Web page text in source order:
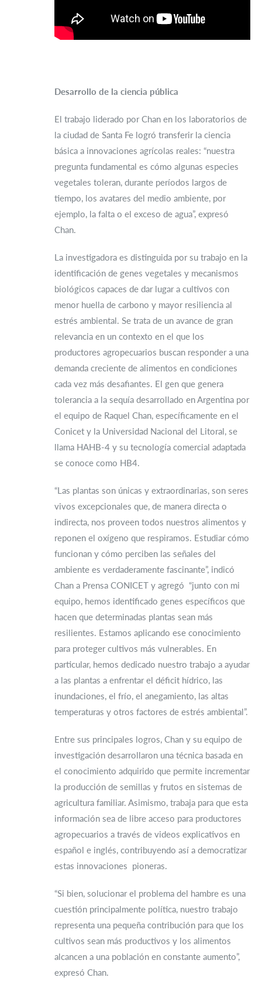
Desarrollo de la ciencia pública
El trabajo liderado por Chan en los laboratorios de
la ciudad de Santa Fe logró transferir la ciencia
básica a innovaciones agrícolas reales: “nuestra
pregunta fundamental es cómo algunas especies
vegetales toleran, durante períodos largos de
tiempo, los avatares del medio ambiente, por
ejemplo, la falta o el exceso de agua”, expresó
Chan.
La investigadora es distinguida por su trabajo en la
identificación de genes vegetales y mecanismos
biológicos capaces de dar lugar a cultivos con
menor huella de carbono y mayor resiliencia al
estrés ambiental. Se trata de un avance de gran
relevancia en un contexto en el que los
productores agropecuarios buscan responder a una
demanda creciente de alimentos en condiciones
cada vez más desafiantes. El gen que genera
tolerancia a la sequía desarrollado en Argentina por
el equipo de Raquel Chan, específicamente en el
Conicet y la Universidad Nacional del Litoral, se
llama HAHB-4 y su tecnología comercial adaptada
se conoce como HB4.
“Las plantas son únicas y extraordinarias, son seres
vivos excepcionales que, de manera directa o
indirecta, nos proveen todos nuestros alimentos y
reponen el oxígeno que respiramos. Estudiar cómo
funcionan y cómo perciben las señales del
ambiente es verdaderamente fascinante”, indicó
Chan a Prensa CONICET y agregó “junto con mi
equipo, hemos identificado genes específicos que
hacen que determinadas plantas sean más
resilientes. Estamos aplicando ese conocimiento
para proteger cultivos más vulnerables. En
particular, hemos dedicado nuestro trabajo a ayudar
a las plantas a enfrentar el déficit hídrico, las
inundaciones, el frío, el anegamiento, las altas
temperaturas y otros factores de estrés ambiental”.
Entre sus principales logros, Chan y su equipo de
investigación desarrollaron una técnica basada en
el conocimiento adquirido que permite incrementar
la producción de semillas y frutos en sistemas de
agricultura familiar. Asimismo, trabaja para que esta
información sea de libre acceso para productores
agropecuarios a través de videos explicativos en
español e inglés, contribuyendo así a democratizar
estas innovaciones pioneras.
“Si bien, solucionar el problema del hambre es una
cuestión principalmente política, nuestro trabajo
representa una pequeña contribución para que los
cultivos sean más productivos y los alimentos
alcancen a una población en constante aumento”,
expresó Chan.